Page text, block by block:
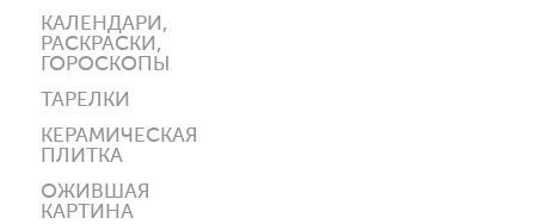
КАЛЕНДАРИ,
РАСКРАСКИ,
ГОРОСКОПЫ
ТАРЕЛКИ
КЕРАМИЧЕСКАЯ
ПЛИТКА
ОЖИВШАЯ
КАРТИНА